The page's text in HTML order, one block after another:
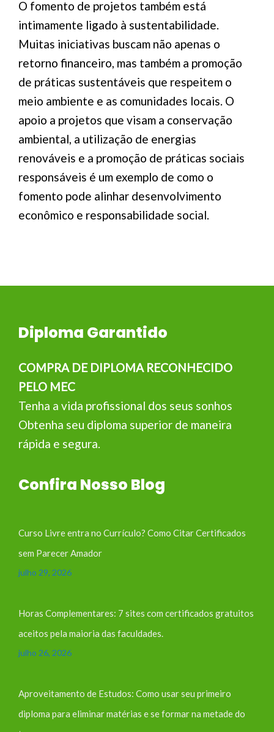
O fomento de projetos também está
intimamente ligado à sustentabilidade.
Muitas iniciativas buscam não apenas o
retorno financeiro, mas também a promoção
de práticas sustentáveis que respeitem o
meio ambiente e as comunidades locais. O
apoio a projetos que visam a conservação
ambiental, a utilização de energias
renováveis e a promoção de práticas sociais
responsáveis é um exemplo de como o
fomento pode alinhar desenvolvimento
econômico e responsabilidade social.
Diploma Garantido
COMPRA DE DIPLOMA RECONHECIDO
PELO MEC
Tenha a vida profissional dos seus sonhos
Obtenha seu diploma superior de maneira
rápida e segura.
Confira Nosso Blog
Curso Livre entra no Currículo? Como Citar Certificados
sem Parecer Amador
julho 29, 2026
Horas Complementares: 7 sites com certificados gratuitos
aceitos pela maioria das faculdades.
julho 26, 2026
Aproveitamento de Estudos: Como usar seu primeiro
diploma para eliminar matérias e se formar na metade do